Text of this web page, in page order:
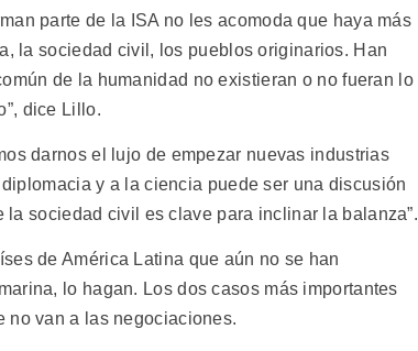
parte de la ISA no les acomoda que haya más
la sociedad civil, los pueblos originarios. Han
de la humanidad no existieran o no fueran lo
dice Lillo.
darnos el lujo de empezar nuevas industrias
y a la ciencia puede ser una discusión
sociedad civil es clave para inclinar la balanza”.
de América Latina que aún no se han
lo hagan. Los dos casos más importantes
no van a las negociaciones.